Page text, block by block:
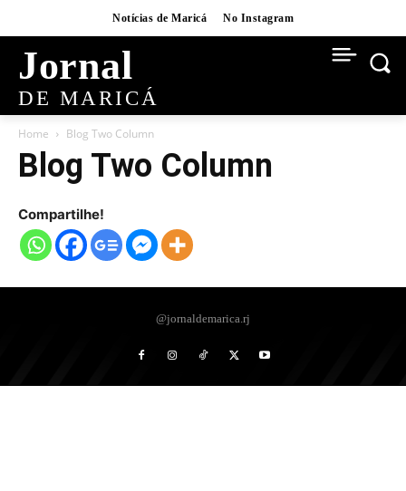
Notícias de Maricá No Instagram
Jornal
DE MARICÁ
Home Blog Two Column
Blog Two Column
Compartilhe!
@jornaldemarica.rj